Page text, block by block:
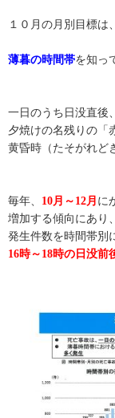
１０月の月別目標は
薄暮の時間帯を知っ
一日のうち日没直後
夕焼けの名残りの「
黄昏時（たそがれど
毎年、 10月～12月 に
増加する傾向にあり、
発生件数を時間帯別
16時～18時の日没前